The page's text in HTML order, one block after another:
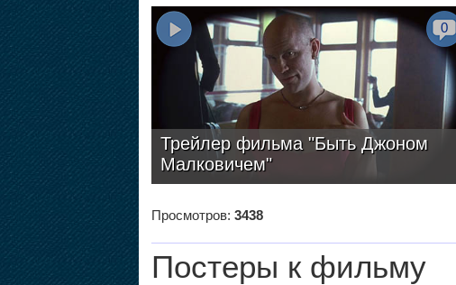
Трейлер фильма "Быть Джоном
Малковичем"
0
Просмотров: 3438
Постеры к фильму